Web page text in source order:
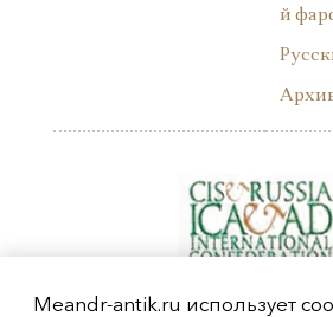
й
Meandr-antik.ru использует